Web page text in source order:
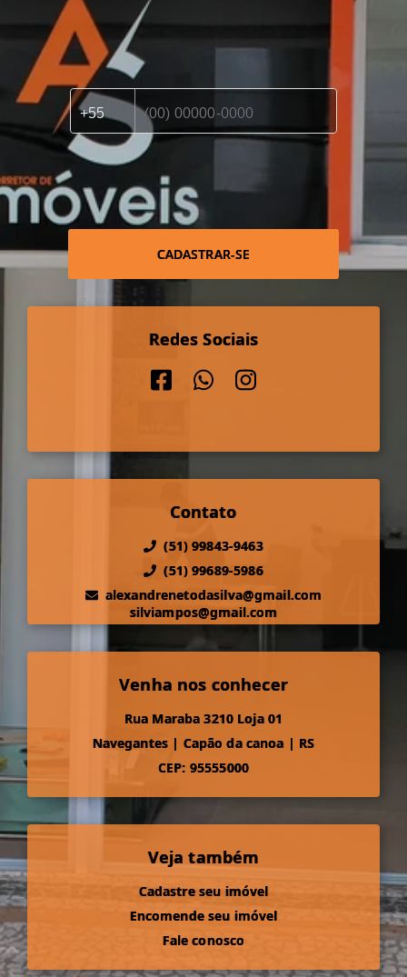
CADASTRAR-SE
Redes Sociais
Contato
(51) 99843-9463
(51) 99689-5986
alexandrenetodasilva@gmail.com
silviampos@gmail.com
Venha nos conhecer
Rua Maraba 3210 Loja 01
Navegantes | Capão da canoa | RS
CEP: 95555000
Veja também
Cadastre seu imóvel
Encomende seu imóvel
Fale conosco